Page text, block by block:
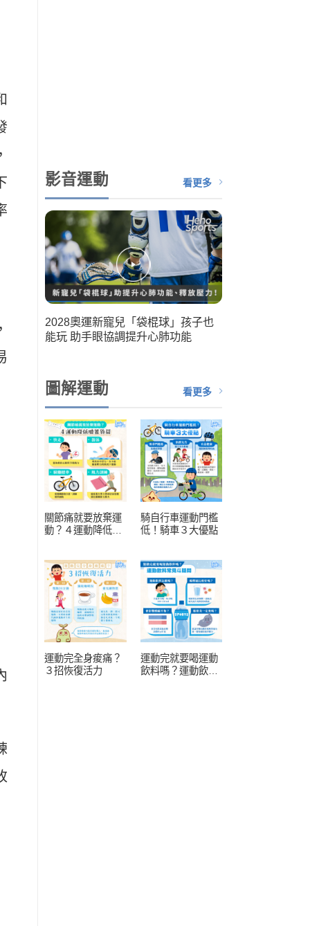
影音運動 看更多
2028奧運新寵兒「袋棍球」孩子也
能玩 助手眼協調提升心肺功能
關
圖解運動 看更多
關節痛就要放棄運
動？４運動降低膝
騎自行車運動門檻
低！騎車３大優點
運動完全身痠痛？
３招恢復活力
運動完就要喝運動
飲料嗎？運動飲料